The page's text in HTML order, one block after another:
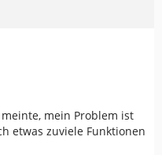
mein Problem ist
etwas zuviele Funktionen